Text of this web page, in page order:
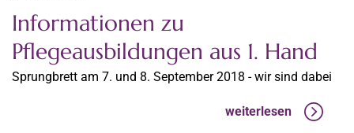
Informationen zu
Pflegeausbildungen aus 1. Hand
Sprungbrett am 7. und 8. September 2018 - wir sind dabei
weiterlesen